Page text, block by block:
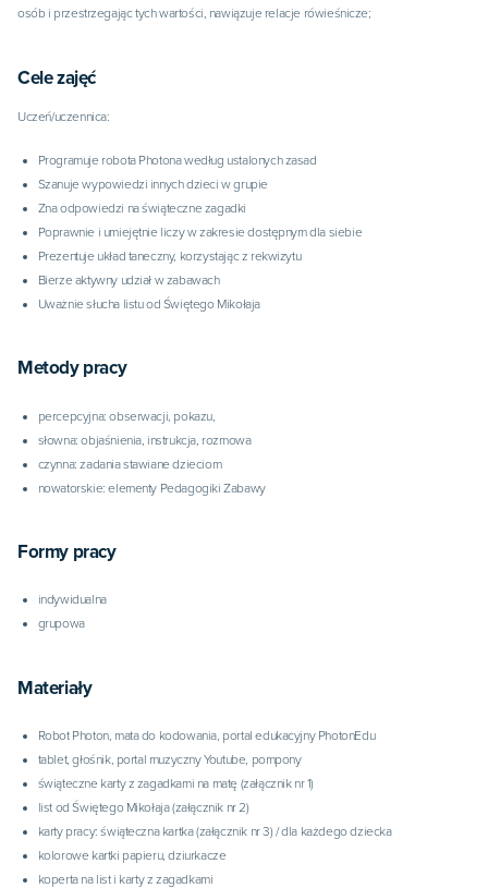
osób i przestrzegając tych wartości, nawiązuje relacje rówieśnicze;
Cele zajęć
Uczeń/uczennica:
Programuje robota Photona według ustalonych zasad
Szanuje wypowiedzi innych dzieci w grupie
Zna odpowiedzi na świąteczne zagadki
Poprawnie i umiejętnie liczy w zakresie dostępnym dla siebie
Prezentuje układ taneczny, korzystając z rekwizytu
Bierze aktywny udział w zabawach
Uważnie słucha listu od Świętego Mikołaja
Metody pracy
percepcyjna: obserwacji, pokazu,
słowna: objaśnienia, instrukcja, rozmowa
czynna: zadania stawiane dzieciom
nowatorskie: elementy Pedagogiki Zabawy
Formy pracy
indywidualna
grupowa
Materiały
Robot Photon, mata do kodowania, portal edukacyjny PhotonEdu
tablet, głośnik, portal muzyczny Youtube, pompony
świąteczne karty z zagadkami na matę (załącznik nr 1)
list od Świętego Mikołaja (załącznik nr 2)
karty pracy: świąteczna kartka (załącznik nr 3) / dla każdego dziecka
kolorowe kartki papieru, dziurkacze
koperta na list i karty z zagadkami